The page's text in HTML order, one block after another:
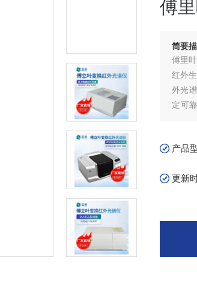
傅
简要描
傅里
红外
外光
定可
产品
更新